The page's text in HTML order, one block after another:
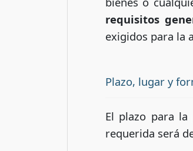
requisitos
exigidos para la
Plazo, lugar y
El plazo para la
requerida será